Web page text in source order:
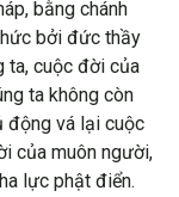
bằng chánh
bởi đức thầy
ta, cuộc đời của
ta không còn
động vá lại cuộc
của muôn người,
lực phật điển.